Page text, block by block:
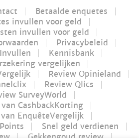
Betaalde enquetes
invullen voor geld
invullen voor geld
Privacybeleid
Kennisbank
vergelijken
Review Opinieland
Review Qlics
SurveyWorld
CashbackKorting
EnquêteVergelijk
Snel geld verdienen